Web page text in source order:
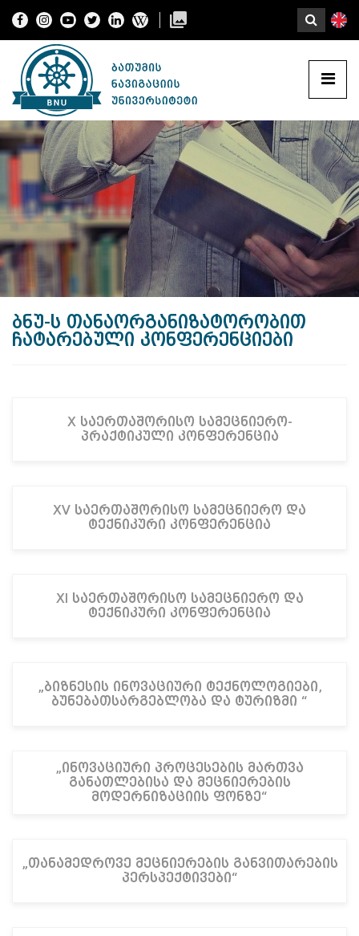
ბნუ-ს თანაორგანიზატორობით
ჩატარებული კონფერენციები
X საერთაშორისო სამეცნიერო-
პრაქტიკული კონფერენცია
XV საერთაშორისო სამეცნიერო და
ტექნიკური კონფერენცია
XI საერთაშორისო სამეცნიერო და
ტექნიკური კონფერენცია
„ბიზნესის ინოვაციური ტექნოლოგიები,
ბუნებათსარგებლობა და ტურიზმი “
„ინოვაციური პროცესების მართვა
განათლებისა და მეცნიერების
მოდერნიზაციის ფონზე“
„თანამედროვე მეცნიერების განვითარების
პერსპექტივები“